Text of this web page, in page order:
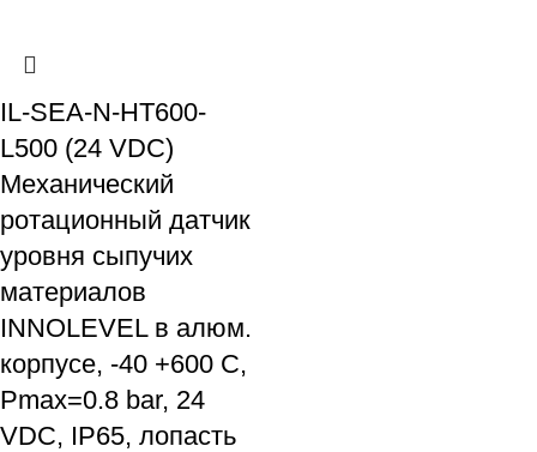
IL-SEA-N-HT600-
L500 (24 VDC)
Механический
ротационный датчик
уровня сыпучих
материалов
INNOLEVEL в алюм.
корпусе, -40 +600 С,
Рmax=0.8 bar, 24
VDC, IP65, лопасть